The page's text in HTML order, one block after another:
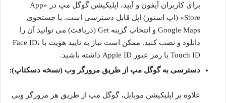
برای کاربران آیفون و آیپد، اپلیکیشن گوگل مپ در «App
Store» (اپ استور) اپل قابل دسترسی است. با جستجوی
Google Maps و انتخاب گزینه Get (دریافت) می توانید آن را
دانلود و نصب کنید. ممکن است نیاز به تایید هویت با Face ID،
Touch ID یا رمز عبور Apple ID داشته باشید.
دسترسی به گوگل مپ از طریق مرورگر وب (نسخه دسکتاپ):
علاوه بر اپلیکیشن موبایل، گوگل مپ از طریق هر مرورگر وبی